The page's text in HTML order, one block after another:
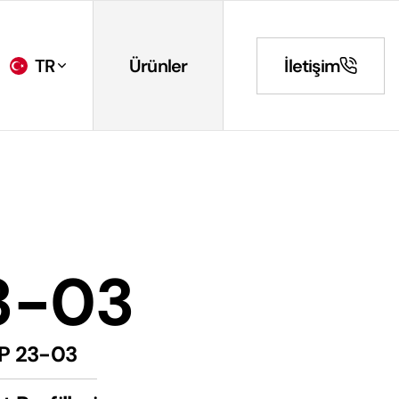
TR Ürünler İletişim
03
23-03